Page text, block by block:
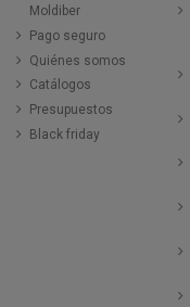
Moldiber
Pago seguro
Quiénes somos
Catálogos
Presupuestos
Black friday